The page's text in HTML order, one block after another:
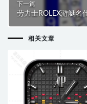
下一篇
劳力士ROLEX游艇名
色Cerachrom字圈蓝
相关文章